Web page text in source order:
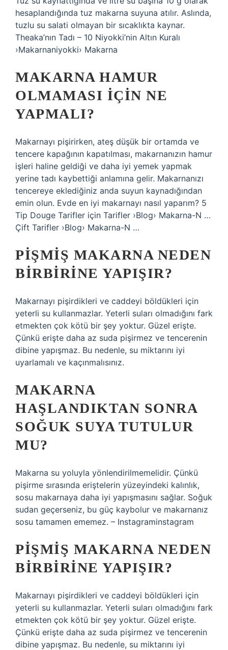
hesaplandığında tuz makarna suyuna atılır. Aslında,
tuzlu su salati olmayan bir sıcaklıkta kaynar.
Theaka’nın Tadı – 10 Niyokki’nin Altın Kuralı
›Makarnaniyokki› Makarna
MAKARNA HAMUR
OLMAMASI IÇIN NE
YAPMALI?
Makarnayı pişirirken, ateş düşük bir ortamda ve
tencere kapağının kapatılması, makarnanızın hamur
işleri haline geldiği ve daha iyi yemek yapmak
yerine tadı kaybettiği anlamına gelir. Makarnanızı
tencereye eklediğiniz anda suyun kaynadığından
emin olun. Evde en iyi makarnayı nasıl yaparım? 5
Tip Douge Tarifler için Tarifler ›Blog› Makarna-N …
Çift Tarifler ›Blog› Makarna-N …
PIŞMIŞ MAKARNA NEDEN
BIRBIRINE YAPIŞIR?
Makarnayı pişirdikleri ve caddeyi böldükleri için
yeterli su kullanmazlar. Yeterli suları olmadığını fark
etmekten çok kötü bir şey yoktur. Güzel erişte.
Çünkü erişte daha az suda pişirmez ve tencerenin
dibine yapışmaz. Bu nedenle, su miktarını iyi
uyarlamalı ve kaçınmalısınız.
MAKARNA
HAŞLANDIKTAN SONRA
SOĞUK SUYA TUTULUR
MU?
Makarna su yoluyla yönlendirilmemelidir. Çünkü
pişirme sırasında eriştelerin yüzeyindeki kalınlık,
sosu makarnaya daha iyi yapışmasını sağlar. Soğuk
sudan geçerseniz, bu güç kaybolur ve makarnanız
sosu tamamen ememez. – Instagraminstagram
PIŞMIŞ MAKARNA NEDEN
BIRBIRINE YAPIŞIR?
Makarnayı pişirdikleri ve caddeyi böldükleri için
yeterli su kullanmazlar. Yeterli suları olmadığını fark
etmekten çok kötü bir şey yoktur. Güzel erişte.
Çünkü erişte daha az suda pişirmez ve tencerenin
dibine yapışmaz. Bu nedenle, su miktarını iyi